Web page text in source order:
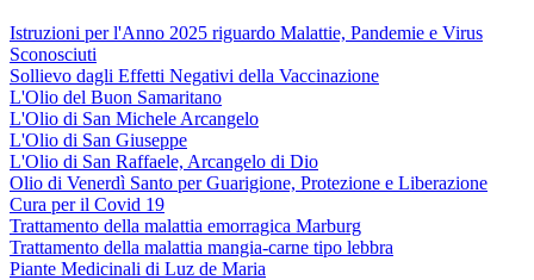
Istruzioni per l'Anno 2025 riguardo Malattie, Pandemie e Virus
Sconosciuti
Sollievo dagli Effetti Negativi della Vaccinazione
L'Olio del Buon Samaritano
L'Olio di San Michele Arcangelo
L'Olio di San Giuseppe
L'Olio di San Raffaele, Arcangelo di Dio
Olio di Venerdì Santo per Guarigione, Protezione e Liberazione
Cura per il Covid 19
Trattamento della malattia emorragica Marburg
Trattamento della malattia mangia-carne tipo lebbra
Piante Medicinali di Luz de Maria